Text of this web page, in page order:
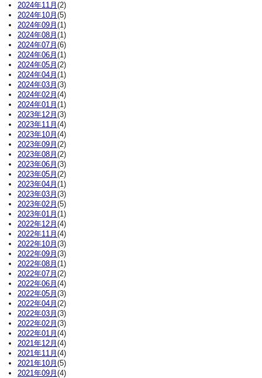
2024年11月 (2)
2024年10月 (5)
2024年09月 (1)
2024年08月 (1)
2024年07月 (6)
2024年06月 (1)
2024年05月 (2)
2024年04月 (1)
2024年03月 (3)
2024年02月 (4)
2024年01月 (1)
2023年12月 (3)
2023年11月 (4)
2023年10月 (4)
2023年09月 (2)
2023年08月 (2)
2023年06月 (3)
2023年05月 (2)
2023年04月 (1)
2023年03月 (3)
2023年02月 (5)
2023年01月 (1)
2022年12月 (4)
2022年11月 (4)
2022年10月 (3)
2022年09月 (3)
2022年08月 (1)
2022年07月 (2)
2022年06月 (4)
2022年05月 (3)
2022年04月 (2)
2022年03月 (3)
2022年02月 (3)
2022年01月 (4)
2021年12月 (4)
2021年11月 (4)
2021年10月 (5)
2021年09月 (4)